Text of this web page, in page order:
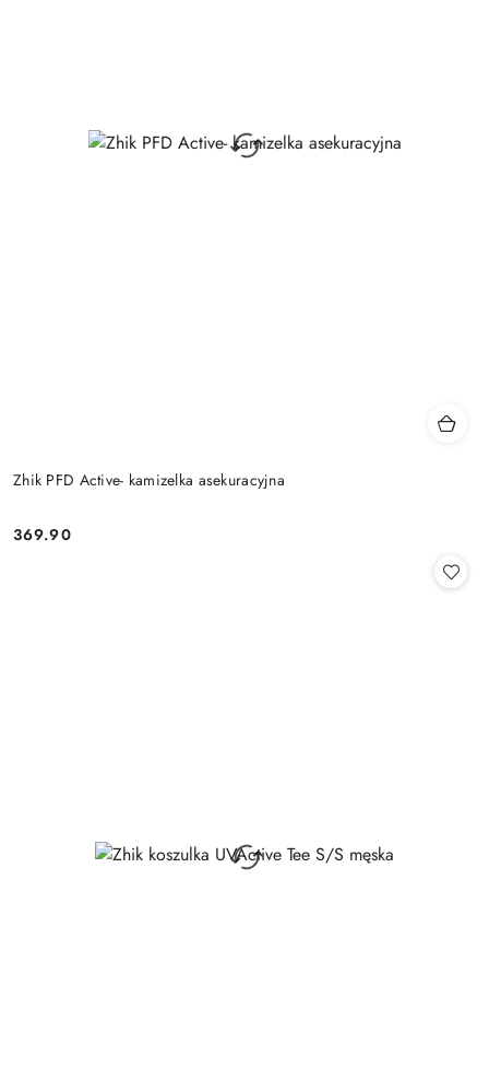
Zhik PFD Active- kamizelka asekuracyjna
Cena:
369.90